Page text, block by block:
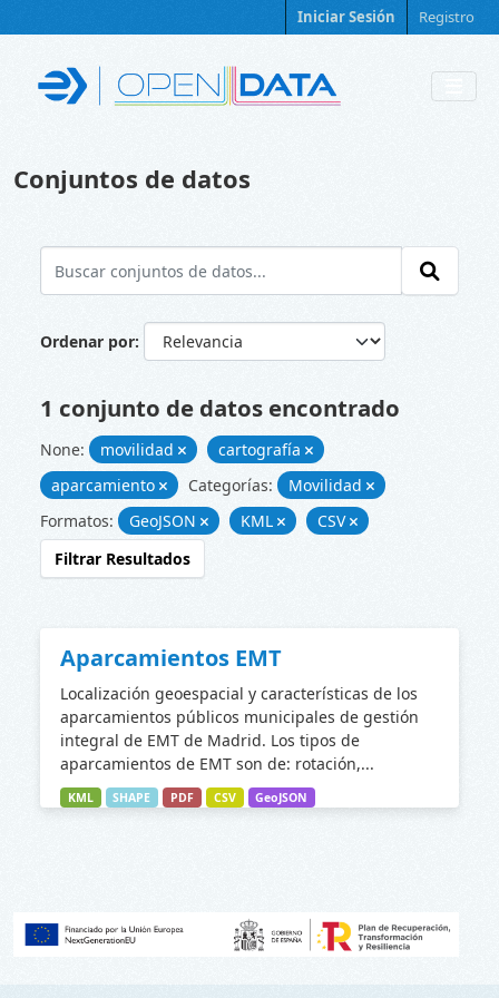
Iniciar Sesión Registro
Conjuntos de datos
Ordenar por
1 conjunto de datos encontrado
None: movilidad
cartografía
aparcamiento
Categorías:
Movilidad
Formatos:
GeoJSON KML
CSV
Filtrar Resultados
Aparcamientos EMT
Localización geoespacial y características de los
aparcamientos públicos municipales de gestión
integral de EMT de Madrid. Los tipos de
aparcamientos de EMT son de: rotación,...
KML SHAPE PDF CSV GeoJSON